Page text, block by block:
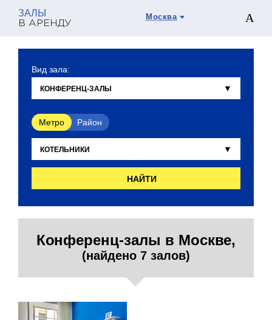
ЗАЛЫ
В АРЕНДУ
Москва
Вид зала:
Метро Район
НАЙТИ
Конференц-залы в Москве,
(найдено 7 залов)